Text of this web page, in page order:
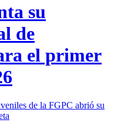
su
de
el primer